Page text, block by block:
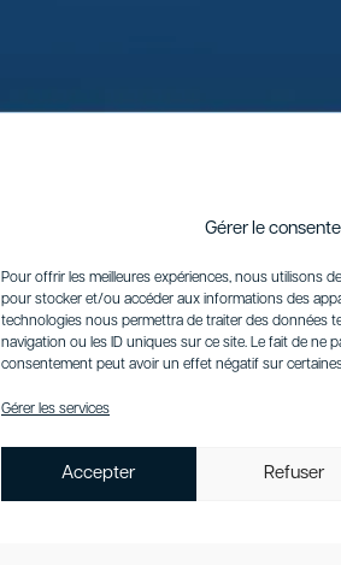
Gérer le
Pour offrir les meilleures expériences, nous utilisons
pour stocker et/ou accéder aux informations des
technologies nous permettra de traiter des données
navigation ou les ID uniques sur ce site. Le fait de ne
consentement peut avoir un effet négatif sur
Gérer les services
Accepter Refuser